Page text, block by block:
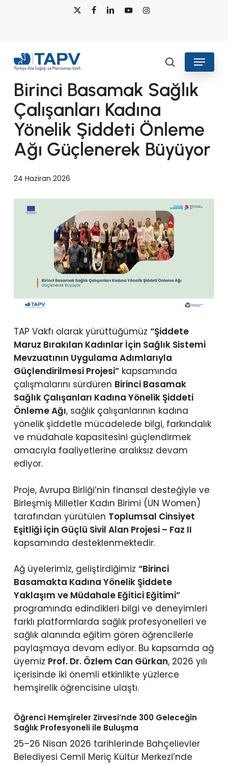
x-
facebooklinkedin youtubeinstagram
search
Menu
Haberler
Birinci Basamak Sağlık
Çalışanları Kadına
Yönelik Şiddeti Önleme
Ağı Güçlenerek Büyüyor
24 Haziran 2026
TAP Vakfı olarak yürüttüğümüz “Şiddete
Maruz Bırakılan Kadınlar İçin Sağlık Sistemi
Mevzuatının Uygulama Adımlarıyla
Güçlendirilmesi Projesi”kapsamında
çalışmalarını sürdüren Birinci Basamak
Sağlık Çalışanları Kadına Yönelik Şiddeti
Önleme Ağı, sağlık çalışanlarının kadına
yönelik şiddetle mücadelede bilgi, farkındalık
ve müdahale kapasitesini güçlendirmek
amacıyla faaliyetlerine aralıksız devam
ediyor.
Proje, Avrupa Birliği’nin finansal desteğiyle ve
Birleşmiş Milletler Kadın Birimi (UN Women)
tarafından yürütülen Toplumsal Cinsiyet
Eşitliği için Güçlü Sivil Alan Projesi – Faz II
kapsamında desteklenmektedir.
Ağ üyelerimiz, geliştirdiğimiz “Birinci
Basamakta Kadına Yönelik Şiddete
Yaklaşım ve Müdahale Eğitici Eğitimi”
programında edindikleri bilgi ve deneyimleri
farklı platformlarda sağlık profesyonelleri ve
sağlık alanında eğitim gören öğrencilerle
paylaşmaya devam ediyor. Bu kapsamda ağ
üyemiz Prof. Dr. Özlem Can Gürkan, 2026 yılı
içerisinde iki önemli etkinlikte yüzlerce
hemşirelik öğrencisine ulaştı.
Öğrenci Hemşireler Zirvesi’nde 300 Geleceğin
Sağlık Profesyoneli ile Buluşma
25–26 Nisan 2026 tarihlerinde Bahçelievler
Belediyesi Cemil Meriç Kültür Merkezi’nde